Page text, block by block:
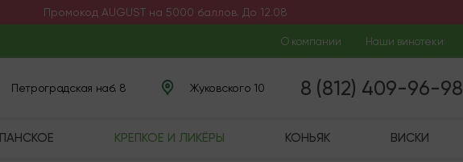
Промокод AUGUST на 5000 баллов. До 12.08
О компании Наши винотеки
Петроградская наб. 8 Жуковского 10 8 (812) 409-96-98
КРЕПКОЕ И ЛИКЁРЫ КОНЬЯК ВИСКИ